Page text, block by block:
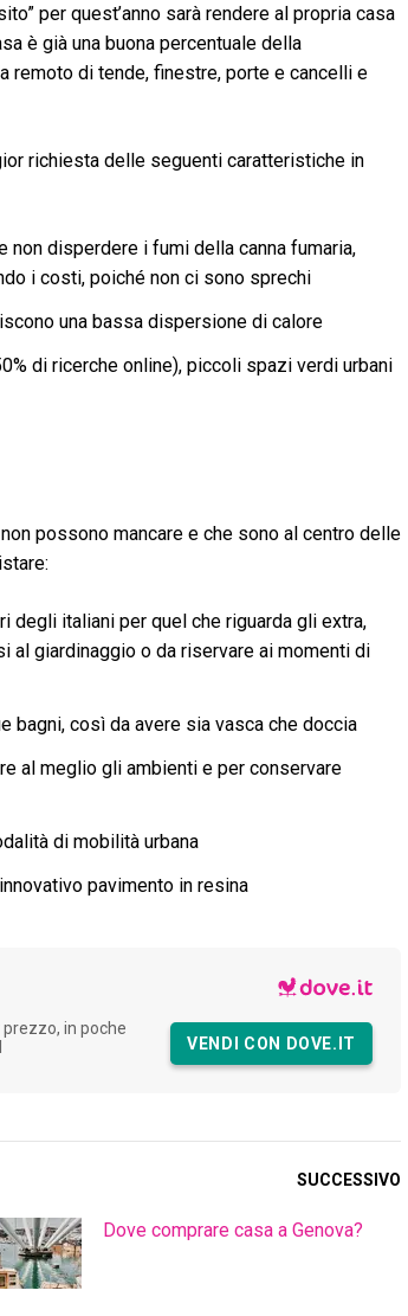
per quest’anno sarà rendere al propria casa
è già una buona percentuale della
remoto di tende, finestre, porte e cancelli e
richiesta delle seguenti caratteristiche in
non disperdere i fumi della canna fumaria,
i costi, poiché non ci sono sprechi
una bassa dispersione di calore
di ricerche online), piccoli spazi verdi urbani
possono mancare e che sono al centro delle
degli italiani per quel che riguarda gli extra,
al giardinaggio o da riservare ai momenti di
bagni, così da avere sia vasca che doccia
al meglio gli ambienti e per conservare
di mobilità urbana
pavimento in resina
in poche
VENDI CON DOVE.IT
SUCCESSIVO
Dove comprare casa a Genova?